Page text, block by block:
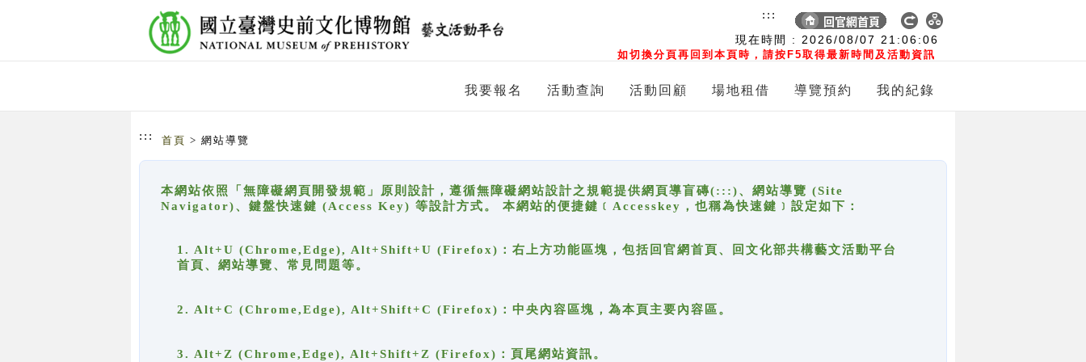
現在時間 : 2026/08/07 21:06:06
如切換分頁再回到本頁時，請按F5取得最新時間及活動資訊
:::
我要報名 活動查詢 活動回顧 場地租借 導覽預約 我的紀錄
::: 首頁 > 網站導覽
本網站依照「無障礙網頁開發規範」原則設計，遵循無障礙網站設計之規範提供網頁導盲磚(:::)、網站導覽 (Site
Navigator)、鍵盤快速鍵 (Access Key) 等設計方式。 本網站的便捷鍵﹝Accesskey，也稱為快速鍵﹞設定如下：
1. Alt+U (Chrome,Edge), Alt+Shift+U (Firefox)：右上方功能區塊，包括回官網首頁、回文化部共構藝文活動平台
首頁、網站導覽、常見問題等。
2. Alt+C (Chrome,Edge), Alt+Shift+C (Firefox)：中央內容區塊，為本頁主要內容區。
3. Alt+Z (Chrome,Edge), Alt+Shift+Z (Firefox)：頁尾網站資訊。